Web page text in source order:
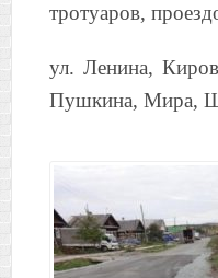
тротуаров,
ул. Ленина,
Пушкина, Мира,